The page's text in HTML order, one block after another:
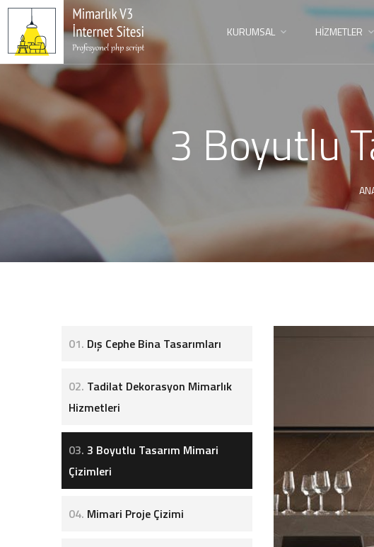
KURUMSAL HİZMETLER
3 Boyutlu
01. Dış Cephe Bina Tasarımları
02. Tadilat Dekorasyon Mimarlık
Hizmetleri
03. 3 Boyutlu Tasarım Mimari
Çizimleri
04. Mimari Proje Çizimi